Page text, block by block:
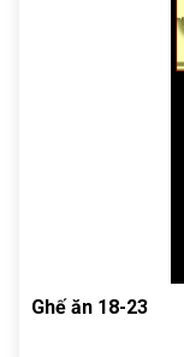
Ghế ăn 18-23